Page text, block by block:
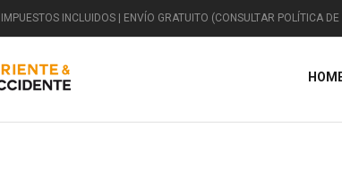
INCLUIDOS | ENVÍO GRATUITO (CONSULTAR POLÍTICA DE